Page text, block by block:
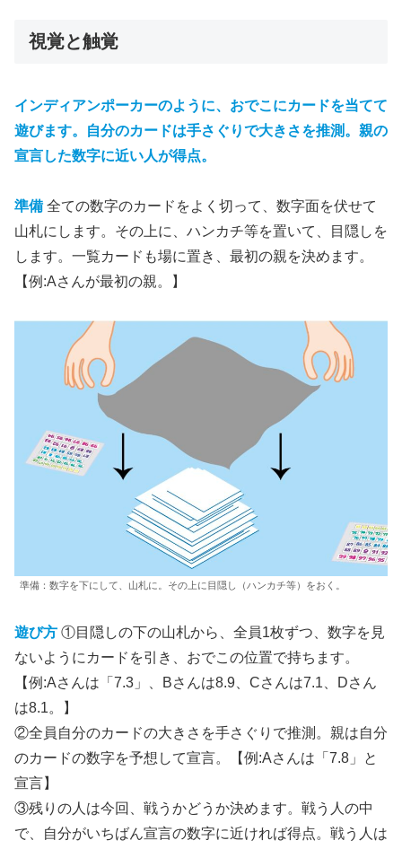
視覚と触覚
インディアンポーカーのように、おでこにカードを当てて
遊びます。自分のカードは手さぐりで大きさを推測。親の
宣言した数字に近い人が得点。
準備 全ての数字のカードをよく切って、数字面を伏せて
山札にします。その上に、ハンカチ等を置いて、目隠しを
します。一覧カードも場に置き、最初の親を決めます。
【例:Aさんが最初の親。】
準備：数字を下にして、山札に。その上に目隠し（ハンカチ等）をおく。
遊び方 ①目隠しの下の山札から、全員1枚ずつ、数字を見
ないようにカードを引き、おでこの位置で持ちます。
【例:Aさんは「7.3」、Bさんは8.9、Cさんは7.1、Dさん
は8.1。】
②全員自分のカードの大きさを手さぐりで推測。親は自分
のカードの数字を予想して宣言。【例:Aさんは「7.8」と
宣言】
③残りの人は今回、戦うかどうか決めます。戦う人の中
で、自分がいちばん宣言の数字に近ければ得点。戦う人は